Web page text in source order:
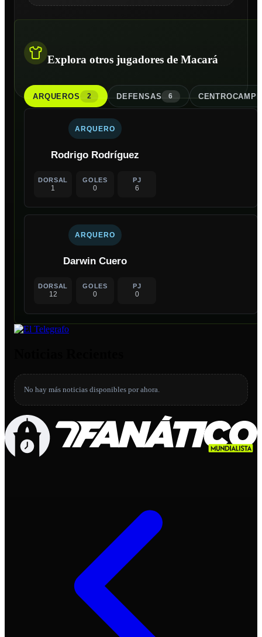
Explora otros jugadores de Macará
ARQUEROS 2 DEFENSAS 6
ARQUERO
Rodrigo Rodríguez
DORSAL
1
GOLES
0
PJ
6
ARQUERO
Darwin Cuero
DORSAL
12
GOLES
0
PJ
0
No hay más noticias disponibles por ahora.